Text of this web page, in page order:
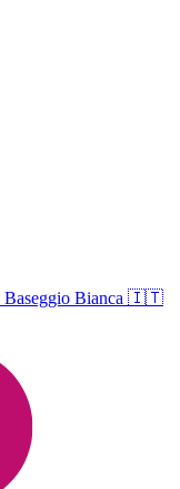
Baseggio Bianca 🇮🇹